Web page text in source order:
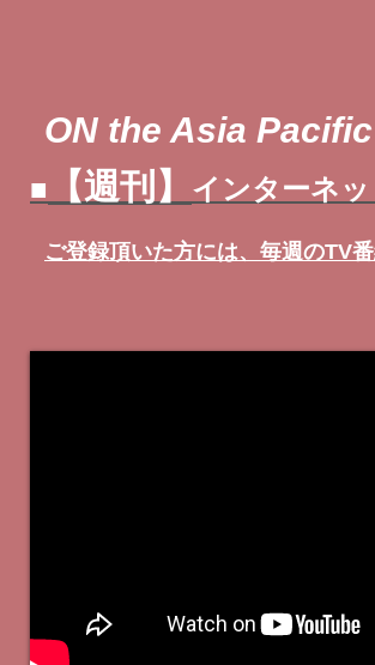
ON the Asia
■ 【週刊】 インターネ
ご登録頂いた方には、 毎週のTV